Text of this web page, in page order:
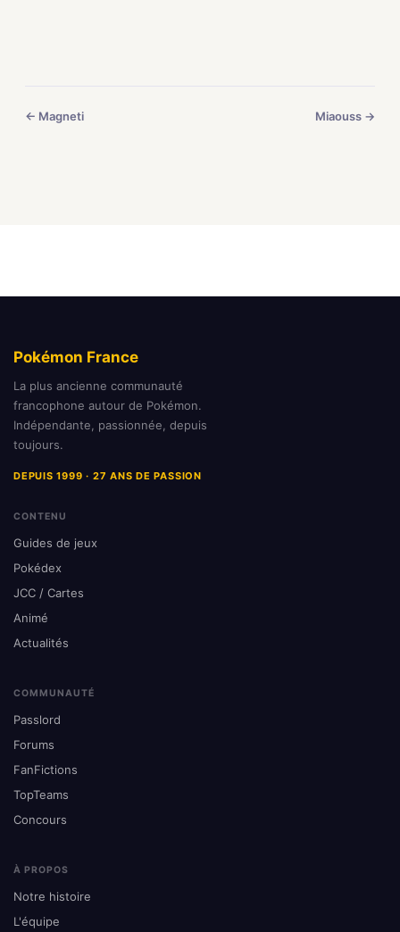
← Magneti Miaouss →
Pokémon France
La plus ancienne communauté
francophone autour de Pokémon.
Indépendante, passionnée, depuis
toujours.
DEPUIS 1999 · 27 ANS DE PASSION
CONTENU
Guides de jeux
Pokédex
JCC / Cartes
Animé
Actualités
COMMUNAUTÉ
Passlord
Forums
FanFictions
TopTeams
Concours
À PROPOS
Notre histoire
L'équipe